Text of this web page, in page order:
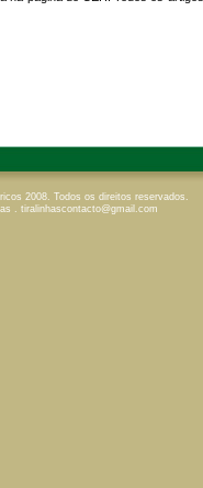
2008. Todos os direitos reservados.
. tiralinhascontacto@gmail.com